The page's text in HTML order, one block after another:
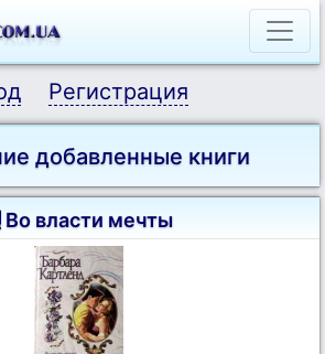
Регистрация
добавленные книги
Во власти мечты